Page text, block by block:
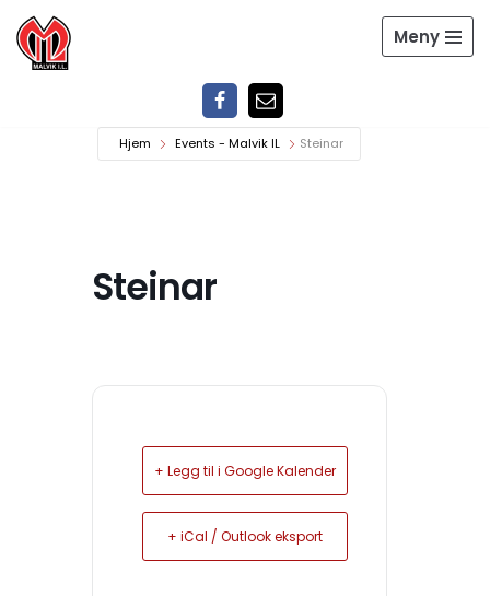
Hopp
Meny
Hjem Events - Malvik IL Steinar
Steinar
+ Legg til i Google Kalender
+ iCal / Outlook eksport